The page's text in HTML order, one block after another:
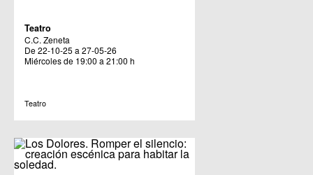
Teatro
C.C. Zeneta
De 22-10-25 a 27-05-26
Miércoles de 19:00 a 21:00 h
Teatro